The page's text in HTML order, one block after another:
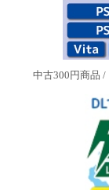
中古300円商品 /